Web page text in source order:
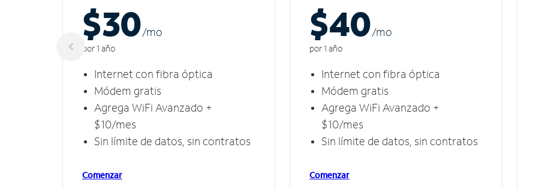
$30/mo
por 1 año
Internet con fibra óptica
Módem gratis
Agrega WiFi Avanzado +
$10/mes
Sin límite de datos, sin contratos
Comenzar
$40/mo
por 1 año
Internet con fibra óptica
Módem gratis
Agrega WiFi Avanzado +
$10/mes
Sin límite de datos, sin contratos
Comenzar